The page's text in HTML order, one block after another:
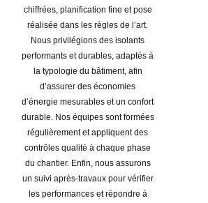
chiffrées, planification fine et pose
réalisée dans les règles de l’art.
Nous privilégions des isolants
performants et durables, adaptés à
la typologie du bâtiment, afin
d’assurer des économies
d’énergie mesurables et un confort
durable. Nos équipes sont formées
régulièrement et appliquent des
contrôles qualité à chaque phase
du chantier. Enfin, nous assurons
un suivi après-travaux pour vérifier
les performances et répondre à